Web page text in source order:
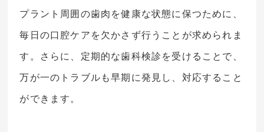
プラント周囲の歯肉を健康な状態に保つために、
毎日の口腔ケアを欠かさず行うことが求められま
す。さらに、定期的な歯科検診を受けることで、
万が一のトラブルも早期に発見し、対応すること
ができます。